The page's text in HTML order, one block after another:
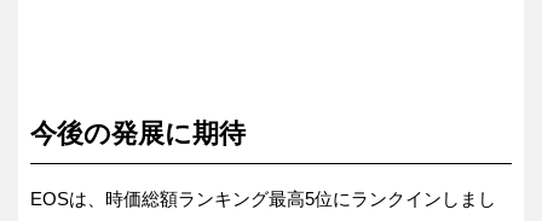
今後の発展に期待
EOSは、時価総額ランキング最高5位にランクインしまし